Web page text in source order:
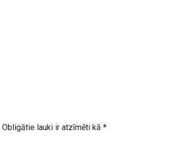
Obligātie lauki ir atzīmēti kā *